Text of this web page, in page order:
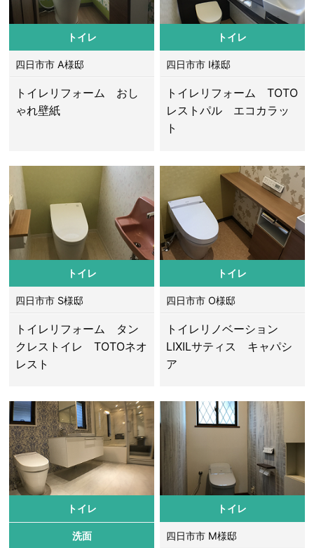
トイレ
四日市市 A様邸
トイレリフォーム おし
ゃれ壁紙
トイレ
四日市市 I様邸
トイレリフォーム TOTO
レストパル エコカラッ
ト
トイレ
四日市市 S様邸
トイレリフォーム タン
クレストイレ TOTOネオ
レスト
トイレ
四日市市 O様邸
トイレリノベーション
LIXILサティス キャパシ
ア
トイレ
洗面
トイレ
四日市市 M様邸